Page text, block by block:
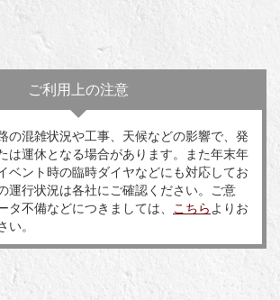
ご利用上の注意
の混雑状況や工事、天候などの影響で、発
は運休となる場合があります。また年末年
ベント時の臨時ダイヤなどにも対応してお
運行状況は各社にご確認ください。ご意
タ不備などにつきましては、
こちら よりお
い。